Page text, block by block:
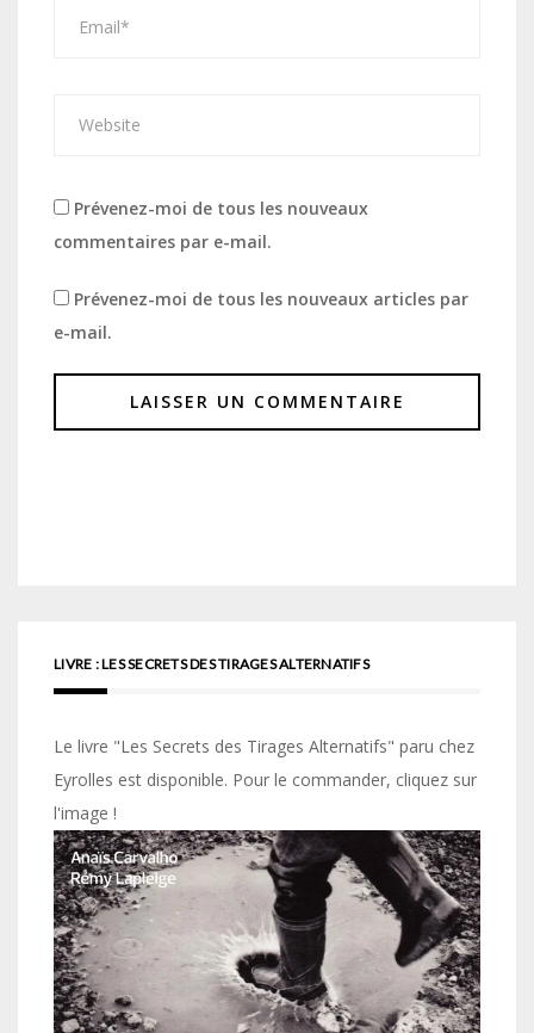
Prévenez-moi de tous les nouveaux
commentaires par e-mail.
Prévenez-moi de tous les nouveaux articles par
e-mail.
LIVRE : LES SECRETS DES TIRAGES ALTERNATIFS
Le livre "Les Secrets des Tirages Alternatifs" paru chez
Eyrolles est disponible. Pour le commander, cliquez sur
l'image !